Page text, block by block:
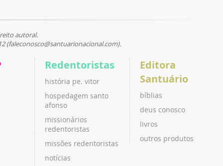
autoral.
(faleconosco@santuarionacional.com).
Redentoristas
história pe. vitor
hospedagem santo
afonso
missionários
redentoristas
missões redentoristas
notícias
Editora
Santuário
bíblias
deus conosco
livros
outros produtos